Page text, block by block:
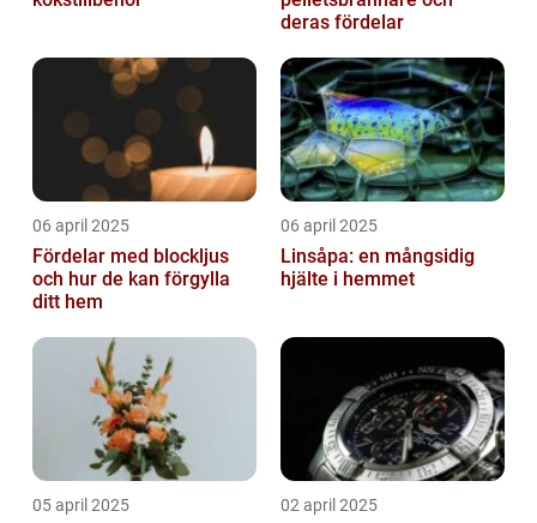
deras fördelar
06 april 2025
Fördelar med blockljus
och hur de kan förgylla
ditt hem
06 april 2025
Linsåpa: en mångsidig
hjälte i hemmet
05 april 2025 02 april 2025